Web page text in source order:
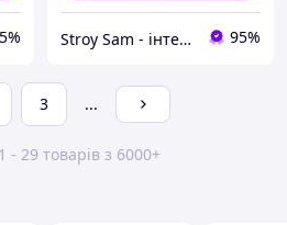
Stroy Sam - інтернет магазин інструментів 95%
3 ...
- 29 товарів з 6000+